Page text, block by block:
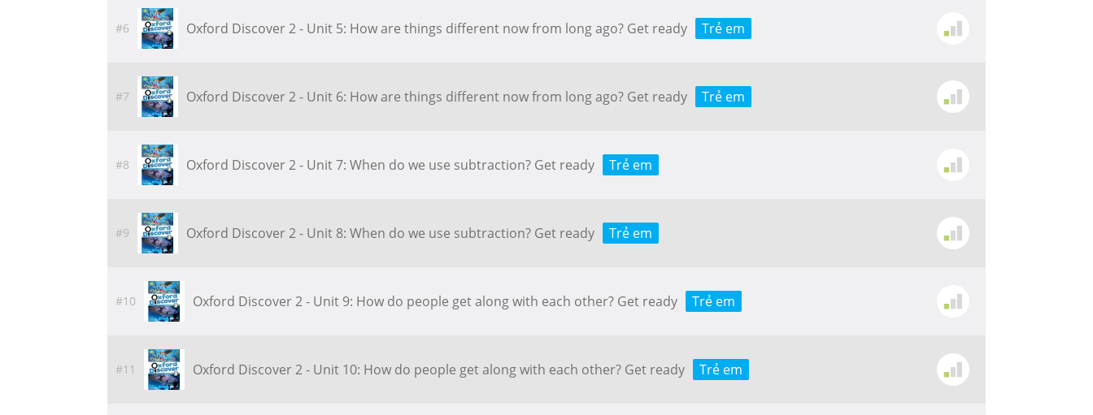
#6 Oxford Discover 2 - Unit 5: How are things different now from long ago? Get ready Trẻ em
#7 Oxford Discover 2 - Unit 6: How are things different now from long ago? Get ready Trẻ em
#8 Oxford Discover 2 - Unit 7: When do we use subtraction? Get ready Trẻ em
#9 Oxford Discover 2 - Unit 8: When do we use subtraction? Get ready Trẻ em
#10 Oxford Discover 2 - Unit 9: How do people get along with each other? Get ready Trẻ em
#11 Oxford Discover 2 - Unit 10: How do people get along with each other? Get ready Trẻ em